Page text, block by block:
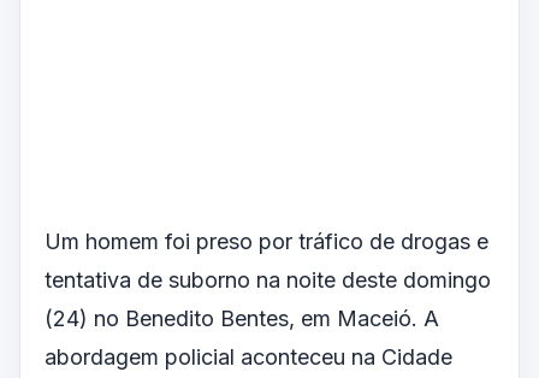
Um homem foi preso por tráfico de drogas e
tentativa de suborno na noite deste domingo
(24) no Benedito Bentes, em Maceió. A
abordagem policial aconteceu na Cidade